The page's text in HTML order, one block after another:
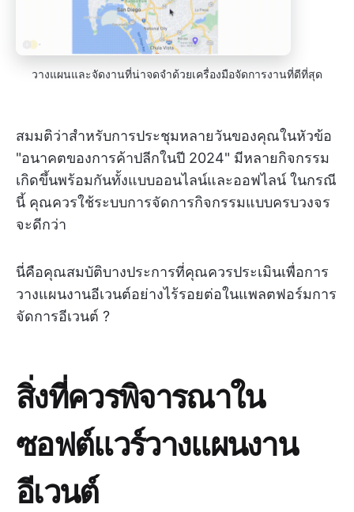
วางแผนและจัดงานที่น่าจดจำด้วยเครื่องมือจัดการงานที่ดีที่สุด
สมมติว่าสำหรับการประชุมหลายวันของคุณในหัวข้อ
"อนาคตของการค้าปลีกในปี 2024" มีหลายกิจกรรม
เกิดขึ้นพร้อมกันทั้งแบบออนไลน์และออฟไลน์ ในกรณี
นี้ คุณควรใช้ระบบการจัดการกิจกรรมแบบครบวงจร
จะดีกว่า
นี่คือคุณสมบัติบางประการที่คุณควรประเมินเพื่อการ
วางแผนงานอีเวนต์อย่างไร้รอยต่อในแพลตฟอร์มการ
จัดการอีเวนต์ ?
สิ่งที่ควรพิจารณาใน
ซอฟต์แวร์วางแผนงาน
อีเวนต์